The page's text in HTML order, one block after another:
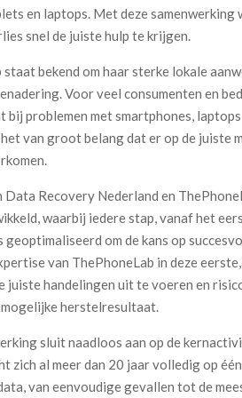
en laptops. Met deze
snel de juiste hulp te krijgen.
staat bekend om haar sterke lokale
Voor veel consumenten en
bij problemen met smartphones,
van groot belang dat er op de juiste
Data Recovery Nederland en
waarbij iedere stap, vanaf het
geoptimaliseerd om de kans op
van ThePhoneLab in deze
juiste handelingen uit te voeren en
herstelresultaat.
sluit naadloos aan op de
zich al meer dan 20 jaar volledig op
van eenvoudige gevallen tot de